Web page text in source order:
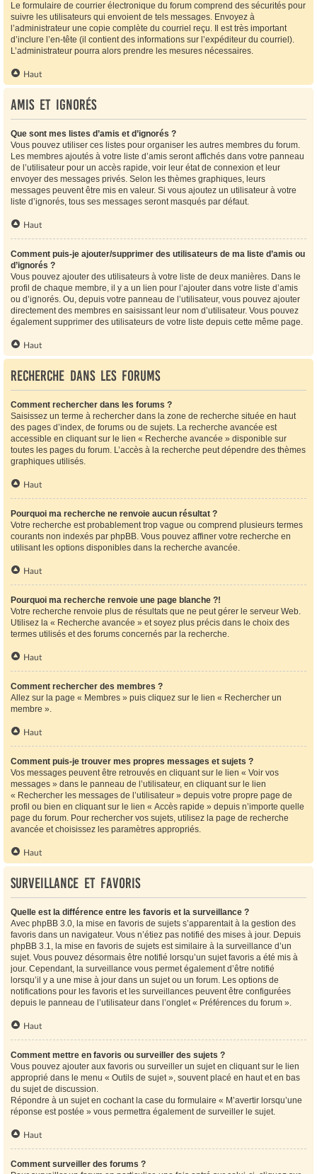
Le formulaire de courrier électronique du forum comprend des sécurités pour
suivre les utilisateurs qui envoient de tels messages. Envoyez à
l’administrateur une copie complète du courriel reçu. Il est très important
d’inclure l’en-tête (il contient des informations sur l’expéditeur du courriel).
L’administrateur pourra alors prendre les mesures nécessaires.
Haut
Amis et ignorés
Que sont mes listes d’amis et d’ignorés ?
Vous pouvez utiliser ces listes pour organiser les autres membres du forum.
Les membres ajoutés à votre liste d’amis seront affichés dans votre panneau
de l’utilisateur pour un accès rapide, voir leur état de connexion et leur
envoyer des messages privés. Selon les thèmes graphiques, leurs
messages peuvent être mis en valeur. Si vous ajoutez un utilisateur à votre
liste d’ignorés, tous ses messages seront masqués par défaut.
Haut
Comment puis-je ajouter/supprimer des utilisateurs de ma liste d’amis ou
d’ignorés ?
Vous pouvez ajouter des utilisateurs à votre liste de deux manières. Dans le
profil de chaque membre, il y a un lien pour l’ajouter dans votre liste d’amis
ou d’ignorés. Ou, depuis votre panneau de l’utilisateur, vous pouvez ajouter
directement des membres en saisissant leur nom d’utilisateur. Vous pouvez
également supprimer des utilisateurs de votre liste depuis cette même page.
Haut
Recherche dans les forums
Comment rechercher dans les forums ?
Saisissez un terme à rechercher dans la zone de recherche située en haut
des pages d’index, de forums ou de sujets. La recherche avancée est
accessible en cliquant sur le lien « Recherche avancée » disponible sur
toutes les pages du forum. L’accès à la recherche peut dépendre des thèmes
graphiques utilisés.
Haut
Pourquoi ma recherche ne renvoie aucun résultat ?
Votre recherche est probablement trop vague ou comprend plusieurs termes
courants non indexés par phpBB. Vous pouvez affiner votre recherche en
utilisant les options disponibles dans la recherche avancée.
Haut
Pourquoi ma recherche renvoie une page blanche ?!
Votre recherche renvoie plus de résultats que ne peut gérer le serveur Web.
Utilisez la « Recherche avancée » et soyez plus précis dans le choix des
termes utilisés et des forums concernés par la recherche.
Haut
Comment rechercher des membres ?
Allez sur la page « Membres » puis cliquez sur le lien « Rechercher un
membre ».
Haut
Comment puis-je trouver mes propres messages et sujets ?
Vos messages peuvent être retrouvés en cliquant sur le lien « Voir vos
messages » dans le panneau de l’utilisateur, en cliquant sur le lien
« Rechercher les messages de l’utilisateur » depuis votre propre page de
profil ou bien en cliquant sur le lien « Accès rapide » depuis n’importe quelle
page du forum. Pour rechercher vos sujets, utilisez la page de recherche
avancée et choisissez les paramètres appropriés.
Haut
Surveillance et favoris
Quelle est la différence entre les favoris et la surveillance ?
Avec phpBB 3.0, la mise en favoris de sujets s’apparentait à la gestion des
favoris dans un navigateur. Vous n’étiez pas notifié des mises à jour. Depuis
phpBB 3.1, la mise en favoris de sujets est similaire à la surveillance d’un
sujet. Vous pouvez désormais être notifié lorsqu’un sujet favoris a été mis à
jour. Cependant, la surveillance vous permet également d’être notifié
lorsqu’il y a une mise à jour dans un sujet ou un forum. Les options de
notifications pour les favoris et les surveillances peuvent être configurées
depuis le panneau de l’utilisateur dans l’onglet « Préférences du forum ».
Haut
Comment mettre en favoris ou surveiller des sujets ?
Vous pouvez ajouter aux favoris ou surveiller un sujet en cliquant sur le lien
approprié dans le menu « Outils de sujet », souvent placé en haut et en bas
du sujet de discussion.
Répondre à un sujet en cochant la case du formulaire « M’avertir lorsqu’une
réponse est postée » vous permettra également de surveiller le sujet.
Haut
Comment surveiller des forums ?